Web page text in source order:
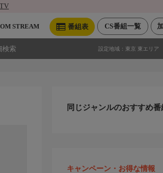
CS番組一覧
番組表
STREAM
検索 設定地域： 東京 東エリア
同じジャンルのおすすめ番
キャンペーン・お得な情報